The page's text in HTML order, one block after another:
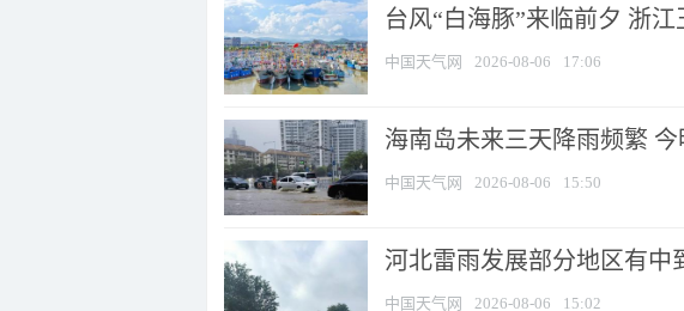
台风“白海豚”来临前夕 浙
中国天气网 2026-08-06 17:06
海南岛未来三天降雨频繁
中国天气网 2026-08-06 15:50
河北雷雨发展部分地区有中
中国天气网 2026-08-06 15:02